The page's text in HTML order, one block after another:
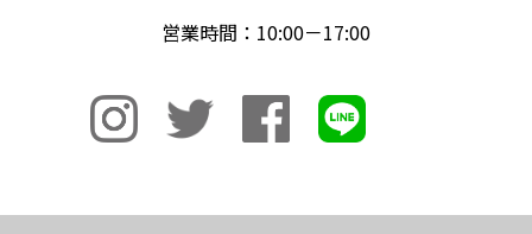
営業時間：10:00－17:00